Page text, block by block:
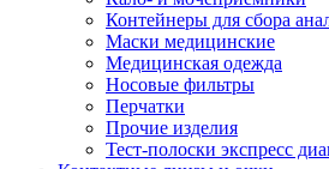
Контейнеры для сбора
Маски медицинские
Медицинская одежда
Носовые фильтры
Перчатки
Прочие изделия
Тест-полоски экспресс